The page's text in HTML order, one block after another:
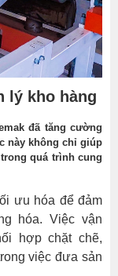
lý kho hàng
đã tăng cường
này không chỉ giúp
quá trình cung
ưu hóa để đảm
hóa. Việc vận
hợp chặt chẽ,
việc đưa sản